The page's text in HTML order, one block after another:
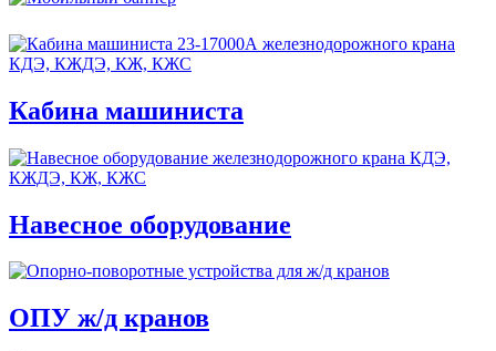
Кабина машиниста
Навесное оборудование
ОПУ ж/д кранов